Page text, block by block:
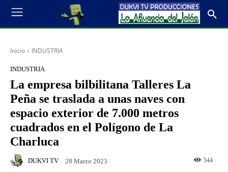
Inicio INDUSTRIA
INDUSTRIA
La empresa bilbilitana Talleres La
Peña se traslada a unas naves con
espacio exterior de 7.000 metros
cuadrados en el Polígono de La
Charluca
DUKVI TV 28 Marzo 2023 544